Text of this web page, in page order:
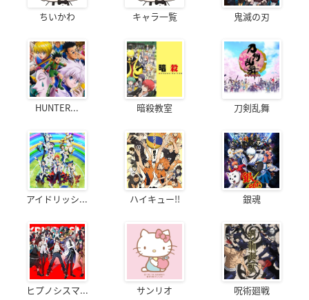
ちいかわ キャラ一覧 鬼滅の刃
HUNTER... 暗殺教室 刀剣乱舞
アイドリッシ... ハイキュー!! 銀魂
ヒプノシスマ... サンリオ 呪術廻戦